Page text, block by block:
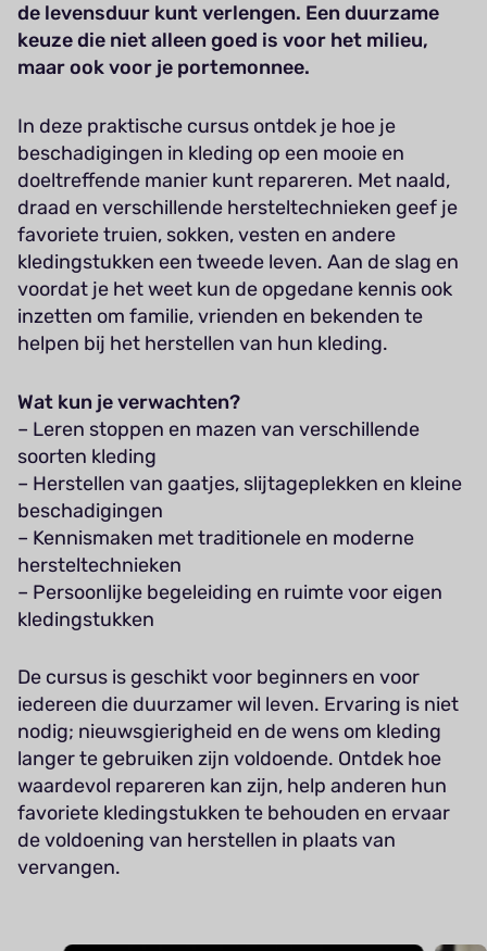
de levensduur kunt verlengen. Een duurzame
keuze die niet alleen goed is voor het milieu,
maar ook voor je portemonnee.
In deze praktische cursus ontdek je hoe je
beschadigingen in kleding op een mooie en
doeltreffende manier kunt repareren. Met naald,
draad en verschillende hersteltechnieken geef je
favoriete truien, sokken, vesten en andere
kledingstukken een tweede leven. Aan de slag en
voordat je het weet kun de opgedane kennis ook
inzetten om familie, vrienden en bekenden te
helpen bij het herstellen van hun kleding.
Wat kun je verwachten?
– Leren stoppen en mazen van verschillende
soorten kleding
– Herstellen van gaatjes, slijtageplekken en kleine
beschadigingen
– Kennismaken met traditionele en moderne
hersteltechnieken
– Persoonlijke begeleiding en ruimte voor eigen
kledingstukken
De cursus is geschikt voor beginners en voor
iedereen die duurzamer wil leven. Ervaring is niet
nodig; nieuwsgierigheid en de wens om kleding
langer te gebruiken zijn voldoende. Ontdek hoe
waardevol repareren kan zijn, help anderen hun
favoriete kledingstukken te behouden en ervaar
de voldoening van herstellen in plaats van
vervangen.